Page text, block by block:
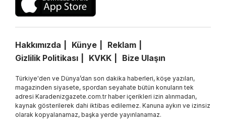
Hakkımızda Künye
Reklam
Gizlilik Politikası
KVKK Bize Ulaşın
Türkiye'den ve Dünya’dan son dakika haberleri, köşe yazıları,
magazinden siyasete, spordan seyahate bütün konuların tek
adresi Karadenizgazete.com.tr haber içerikleri izin alınmadan,
kaynak gösterilerek dahi iktibas edilemez. Kanuna aykırı ve izinsiz
olarak kopyalanamaz, başka yerde yayınlanamaz.